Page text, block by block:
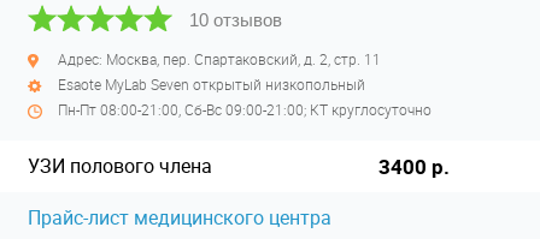
10 отзывов
Адрес: Москва, пер. Спартаковский, д. 2, стр. 11
Esaote MyLab Seven открытый низкопольный
Пн-Пт 08:00-21:00, Сб-Вс 09:00-21:00; КТ круглосуточно
УЗИ полового члена 3400 р.
Прайс-лист медицинского центра